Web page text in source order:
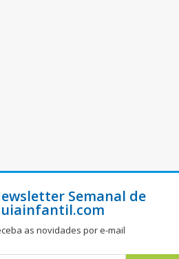
Semanal de
as novidades por e-mail